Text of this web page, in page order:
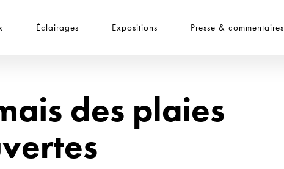
Éclairages Expositions Presse & commentaires
des plaies